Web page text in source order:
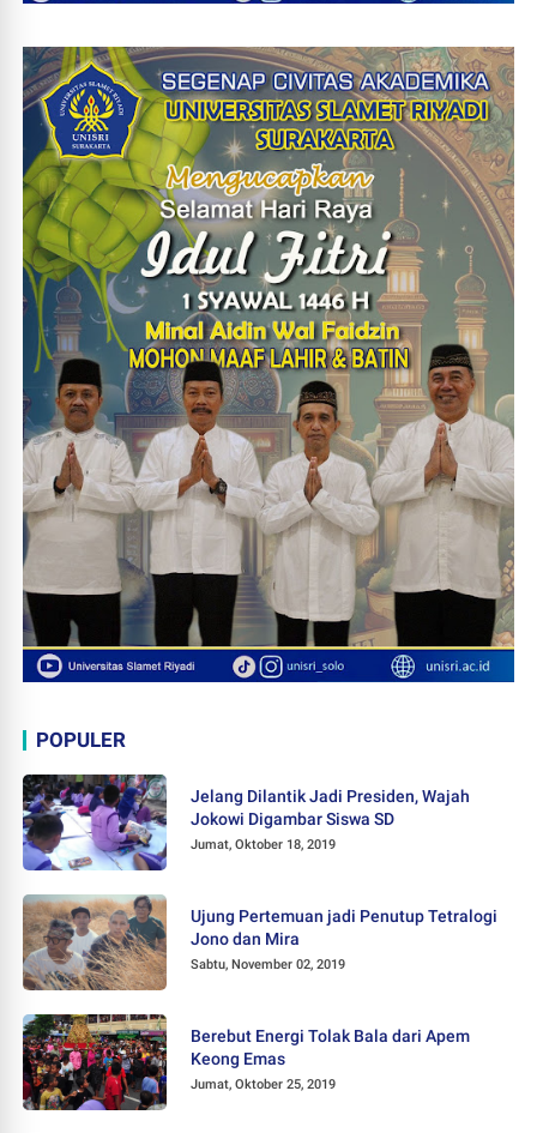
POPULER
Jelang Dilantik Jadi Presiden, Wajah
Jokowi Digambar Siswa SD
Jumat, Oktober 18, 2019
Ujung Pertemuan jadi Penutup Tetralogi
Jono dan Mira
Sabtu, November 02, 2019
Berebut Energi Tolak Bala dari Apem
Keong Emas
Jumat, Oktober 25, 2019